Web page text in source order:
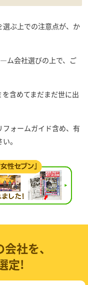
ぶ上での注意点が、か
ム会社選びの上で、ご
含めてまだまだ世に出
ォームガイド含め、有
。
社を、
定!